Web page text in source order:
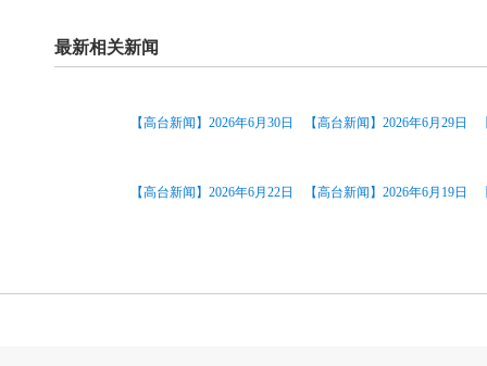
最新相关新闻
【高台新闻】2026年6月30日 【高台新闻】2026年6月29日
【高台新闻】2026年6月22日 【高台新闻】2026年6月19日